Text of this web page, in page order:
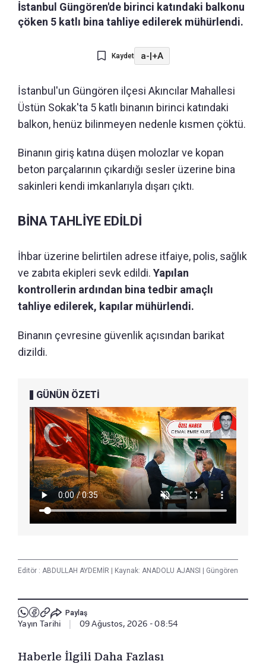
İstanbul Güngören'de birinci katındaki balkonu
çöken 5 katlı bina tahliye edilerek mühürlendi.
Kaydet a-|+A
İstanbul'un Güngören ilçesi Akıncılar Mahallesi
Üstün Sokak'ta 5 katlı binanın birinci katındaki
balkon, henüz bilinmeyen nedenle kısmen çöktü.
Binanın giriş katına düşen molozlar ve kopan
beton parçalarının çıkardığı sesler üzerine bina
sakinleri kendi imkanlarıyla dışarı çıktı.
BİNA TAHLİYE EDİLDİ
İhbar üzerine belirtilen adrese itfaiye, polis, sağlık
ve zabıta ekipleri sevk edildi. Yapılan
kontrollerin ardından bina tedbir amaçlı
tahliye edilerek, kapılar mühürlendi.
Binanın çevresine güvenlik açısından barikat
dizildi.
GÜNÜN ÖZETİ
Editör : ABDULLAH AYDEMİR | Kaynak: ANADOLU AJANSI | Güngören
Paylaş
Yayın Tarihi 09 Ağustos, 2026 - 08:54
Haberle İlgili Daha Fazlası